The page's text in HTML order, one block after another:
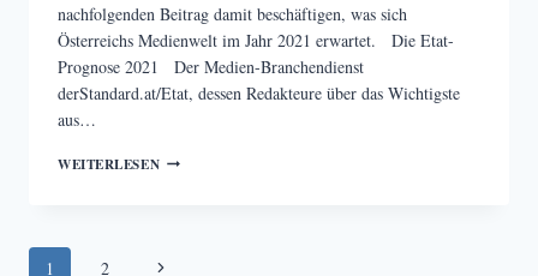
nachfolgenden Beitrag damit beschäftigen, was sich
Österreichs Medienwelt im Jahr 2021 erwartet. Die Etat-
Prognose 2021 Der Medien-Branchendienst
derStandard.at/Etat, dessen Redakteure über das Wichtigste
aus…
WEITERLESENEIN
ZUKUNFT
Seitennavigation
1 2
Nächste